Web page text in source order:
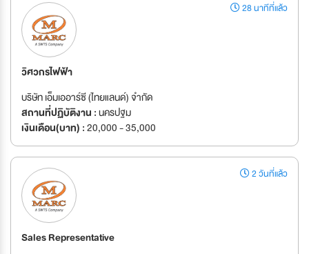
28 นาทีที่แล้ว
วิศวกรไฟฟ้า
บริษัท เอ็มเออาร์ซี (ไทยแลนด์) จำกัด
สถานที่ปฏิบัติงาน :นครปฐม
เงินเดือน(บาท) :20,000 - 35,000
2 วันที่แล้ว
Sales Representative